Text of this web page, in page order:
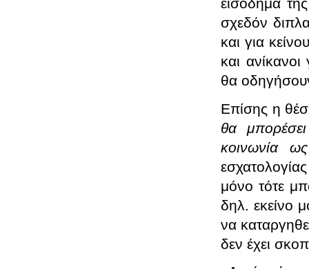
σχεδόν
και για
και
θα
Επίσης η
θα
κοινωνία
μόνο τότε
δηλ. εκείνο
να
δεν έχει